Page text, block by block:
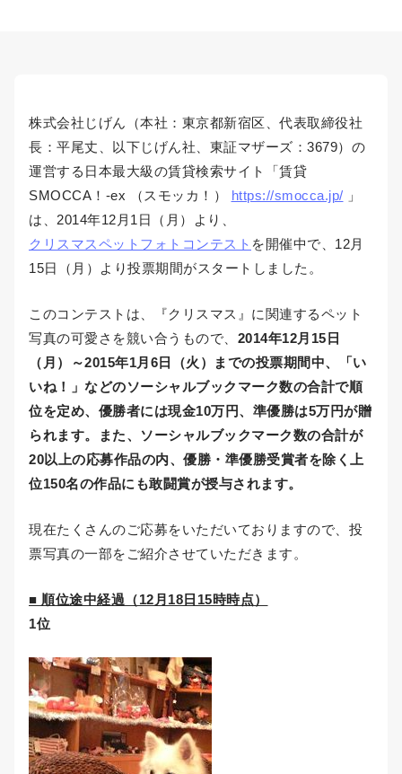
株式会社じげん（本社：東京都新宿区、代表取締役社
長：平尾丈、以下じげん社、東証マザーズ：3679）の
運営する日本最大級の賃貸検索サイト「賃貸
SMOCCA！-ex （スモッカ！） https://smocca.jp/ 」
は、2014年12月1日（月）より、
クリスマスペットフォトコンテスト を開催中で、12月
15日（月）より投票期間がスタートしました。
このコンテストは、『クリスマス』に関連するペット
写真の可愛さを競い合うもので、 2014年12月15日
（月）～2015年1月6日（火）までの投票期間中、「い
いね！」などのソーシャルブックマーク数の合計で順
位を定め、優勝者には現金10万円、準優勝は5万円が贈
られます。また、ソーシャルブックマーク数の合計が
20以上の応募作品の内、優勝・準優勝受賞者を除く上
位150名の作品にも敢闘賞が授与されます。
現在たくさんのご応募をいただいておりますので、投
票写真の一部をご紹介させていただきます。
■ 順位途中経過（12月18日15時時点）
1位